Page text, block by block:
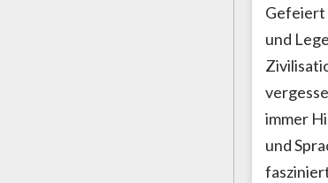
Gefeiert
und
immer
und